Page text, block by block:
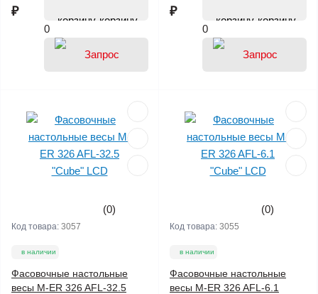
₽
корзину
0
₽
корзину
0
(0)
Код товара: 3057
в наличии
Фасовочные настольные
весы M-ER 326 AFL-32.5
(0)
Код товара: 3055
в наличии
Фасовочные настольные
весы M-ER 326 AFL-6.1